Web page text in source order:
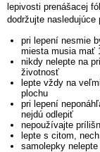
lepivosti prenášacej
dodržujte nasledujúce
pri lepení nesmie
miesta musia mať
nikdy nelepte na
životnosť
lepte vždy na
plochu
pri lepení
nejdú odlepiť
nepoužívajte
lepte s citom,
samolepky